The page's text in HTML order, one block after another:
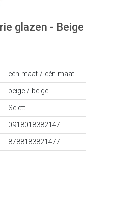
glazen - Beige
eén maat / eén maat
beige / beige
Seletti
0918018382147
8788183821477